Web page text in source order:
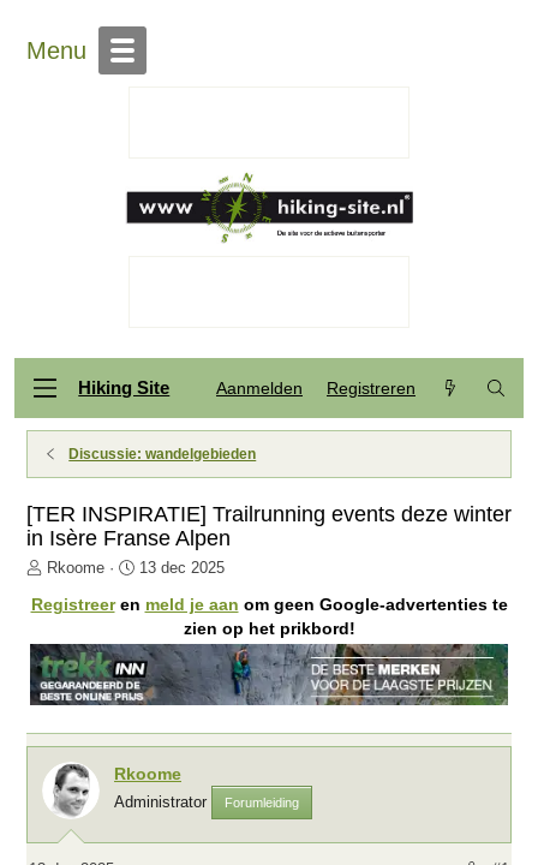
Menu
Hiking Site Aanmelden Registreren
Discussie: wandelgebieden
[TER INSPIRATIE] Trailrunning events deze winter
in Isère Franse Alpen
O
d
r
w
e
r
t
Rkoome
S
a
t
d
a
t
m
13 dec 2025
Registreeren meld je aan om geen Google-advertenties te
zien op het prikbord!
Rkoome
Administrator Forumleiding